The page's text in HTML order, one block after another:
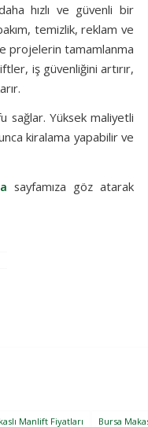
hızlı ve güvenli bir
temizlik, reklam ve
projelerin tamamlanma
iş güvenliğini artırır,
sağlar. Yüksek maliyetli
kiralama yapabilir ve
sayfamıza göz atarak
Manlift Fiyatları Bursa